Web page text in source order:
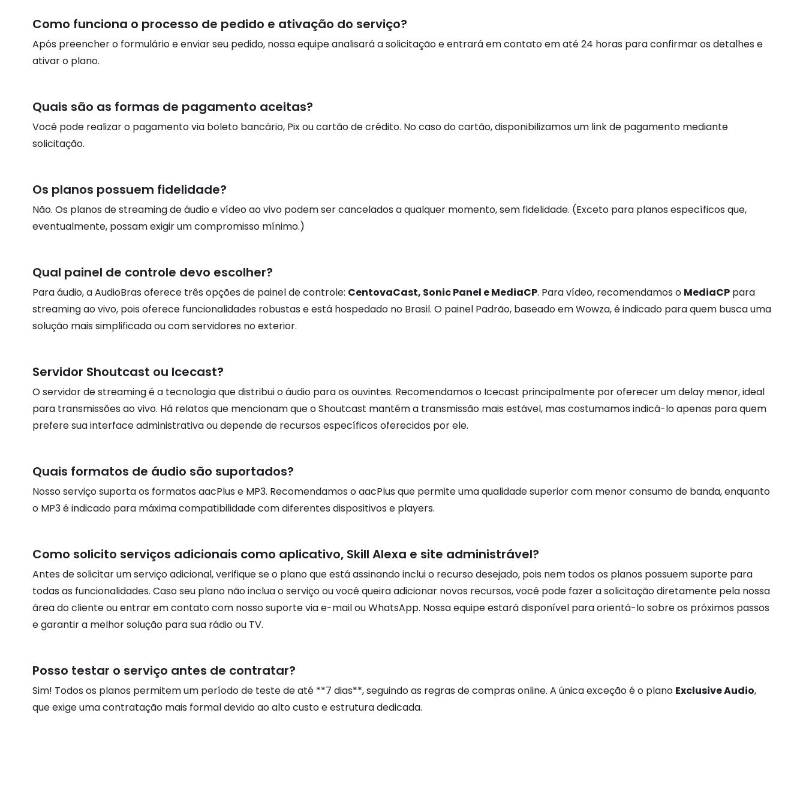
Como funciona o processo de pedido e ativação do serviço?
Após preencher o formulário e enviar seu pedido, nossa equipe analisará a solicitação e entrará em contato em até 24 horas para confirmar os detalhes e
ativar o plano.
Quais são as formas de pagamento aceitas?
Você pode realizar o pagamento via boleto bancário, Pix ou cartão de crédito. No caso do cartão, disponibilizamos um link de pagamento mediante
solicitação.
Os planos possuem fidelidade?
Não. Os planos de streaming de áudio e vídeo ao vivo podem ser cancelados a qualquer momento, sem fidelidade. (Exceto para planos específicos que,
eventualmente, possam exigir um compromisso mínimo.)
Qual painel de controle devo escolher?
Para áudio, a AudioBras oferece três opções de painel de controle: CentovaCast, Sonic Panel e MediaCP. Para vídeo, recomendamos o MediaCP para
streaming ao vivo, pois oferece funcionalidades robustas e está hospedado no Brasil. O painel Padrão, baseado em Wowza, é indicado para quem busca uma
solução mais simplificada ou com servidores no exterior.
Servidor Shoutcast ou Icecast?
O servidor de streaming é a tecnologia que distribui o áudio para os ouvintes. Recomendamos o Icecast principalmente por oferecer um delay menor, ideal
para transmissões ao vivo. Há relatos que mencionam que o Shoutcast mantém a transmissão mais estável, mas costumamos indicá-lo apenas para quem
prefere sua interface administrativa ou depende de recursos específicos oferecidos por ele.
Quais formatos de áudio são suportados?
Nosso serviço suporta os formatos aacPlus e MP3. Recomendamos o aacPlus que permite uma qualidade superior com menor consumo de banda, enquanto
o MP3 é indicado para máxima compatibilidade com diferentes dispositivos e players.
Como solicito serviços adicionais como aplicativo, Skill Alexa e site administrável?
Antes de solicitar um serviço adicional, verifique se o plano que está assinando inclui o recurso desejado, pois nem todos os planos possuem suporte para
todas as funcionalidades. Caso seu plano não inclua o serviço ou você queira adicionar novos recursos, você pode fazer a solicitação diretamente pela nossa
área do cliente ou entrar em contato com nosso suporte via e-mail ou WhatsApp. Nossa equipe estará disponível para orientá-lo sobre os próximos passos
e garantir a melhor solução para sua rádio ou TV.
Posso testar o serviço antes de contratar?
Sim! Todos os planos permitem um período de teste de até **7 dias**, seguindo as regras de compras online. A única exceção é o plano Exclusive Audio,
que exige uma contratação mais formal devido ao alto custo e estrutura dedicada.